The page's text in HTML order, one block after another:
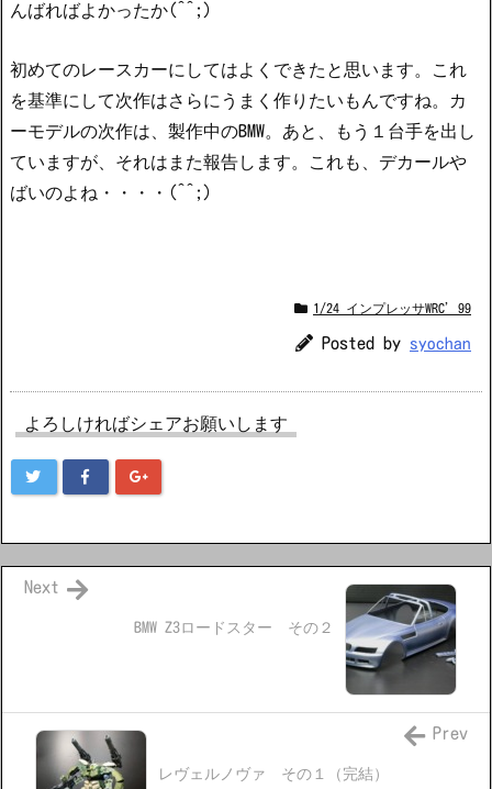
んばればよかったか(^^;)
初めてのレースカーにしてはよくできたと思います。これ
を基準にして次作はさらにうまく作りたいもんですね。カ
ーモデルの次作は、製作中のBMW。あと、もう１台手を出し
ていますが、それはまた報告します。これも、デカールや
ばいのよね・・・・(^^;)
1/24 インプレッサWRC’99
Posted by syochan
よろしければシェアお願いします
BMW Z3ロードスター その２
Next
レヴェルノヴァ その１（完結）
Prev